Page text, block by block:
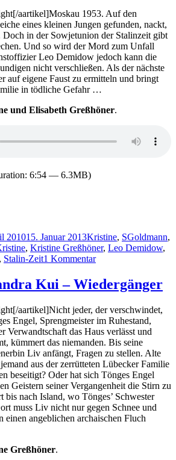
–
Frevelopfer
aartikel]Moskau 1953. Auf den
eines kleinen Jungen gefunden, nackt,
in der Sowjetunion der Stalinzeit gibt
Und so wird der Mord zum Unfall
Leo Demidow jedoch kann die
nicht verschließen. Als der nächste
auf eigene Faust zu ermitteln und bringt
in tödliche Gefahr …
und Elisabeth Greßhöner.
6:54 — 6.3MB)
201015. Januar 2013Kristine, SGoldmann,
, Kristine Greßhöner, Leo Demidow,
, Stalin-Zeit1 Kommentarzu
424:
Tom
Smith
–
Kind
44
Kui – Wiedergänger
aartikel]Nicht jeder, der verschwindet,
Engel, Sprengmeister im Ruhestand,
Verwandtschaft das Haus verlässt und
kümmert das niemanden. Bis seine
Liv anfängt, Fragen zu stellen. Alte
aus der zerrütteten Lübecker Familie
beseitigt? Oder hat sich Tönges Engel
Geistern seiner Vergangenheit die Stirn zu
bis nach Island, wo Tönges’ Schwester
muss Liv nicht nur gegen Schnee und
einen angeblichen archaischen Fluch
Greßhöner.